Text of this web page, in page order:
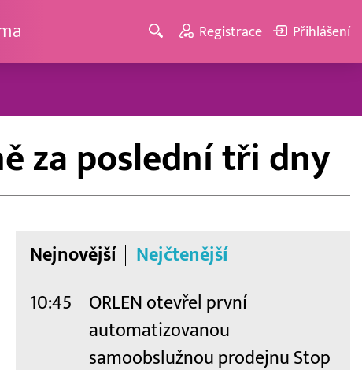
Registrace Přihlášení
za poslední tři dny
Nejnovější Nejčtenější
10:45
ORLEN otevřel první
automatizovanou
samoobslužnou prodejnu Stop